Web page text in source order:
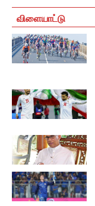
விளையாட்டு